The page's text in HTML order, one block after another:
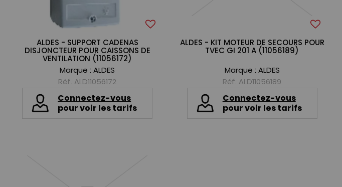
ALDES - SUPPORT CADENAS
DISJONCTEUR POUR CAISSONS DE
VENTILATION (11056172)
Marque :ALDES
Réf. ALD11056172
Connectez-vous
pour voir les tarifs
ALDES - KIT MOTEUR DE SECOURS POUR
TVEC GI 201 A (11056189)
Marque : ALDES
Réf. ALD11056189
Connectez-vous
pour voir les tarifs